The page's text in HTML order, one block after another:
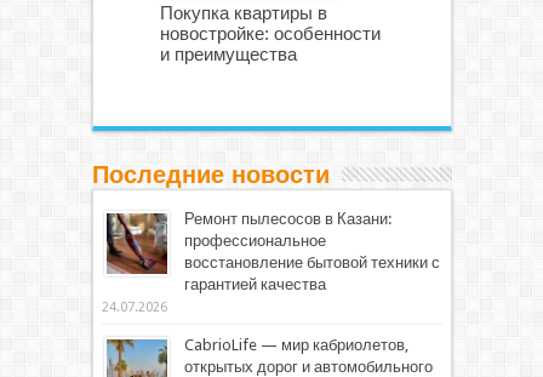
Покупка квартиры в
новостройке: особенности
и преимущества
Последние новости
Ремонт пылесосов в Казани:
профессиональное
восстановление бытовой техники с
гарантией качества
24.07.2026
CabrioLife — мир кабриолетов,
открытых дорог и автомобильного